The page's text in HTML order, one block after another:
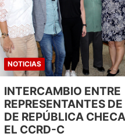
NOTICIAS
INTERCAMBIO ENTRE
REPRESENTANTES
DE REPÚBLICA
EL CCRD-C